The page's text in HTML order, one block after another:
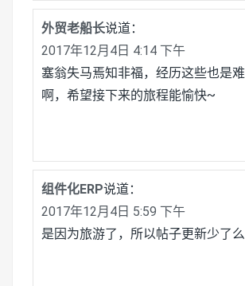
外贸老船长说道：
2017年12月4日 4:14 下午
塞翁失马焉知非福，经历这些也是
啊，希望接下来的旅程能愉快~
组件化ERP说道：
2017年12月4日 5:59 下午
是因为旅游了，所以帖子更新少了么